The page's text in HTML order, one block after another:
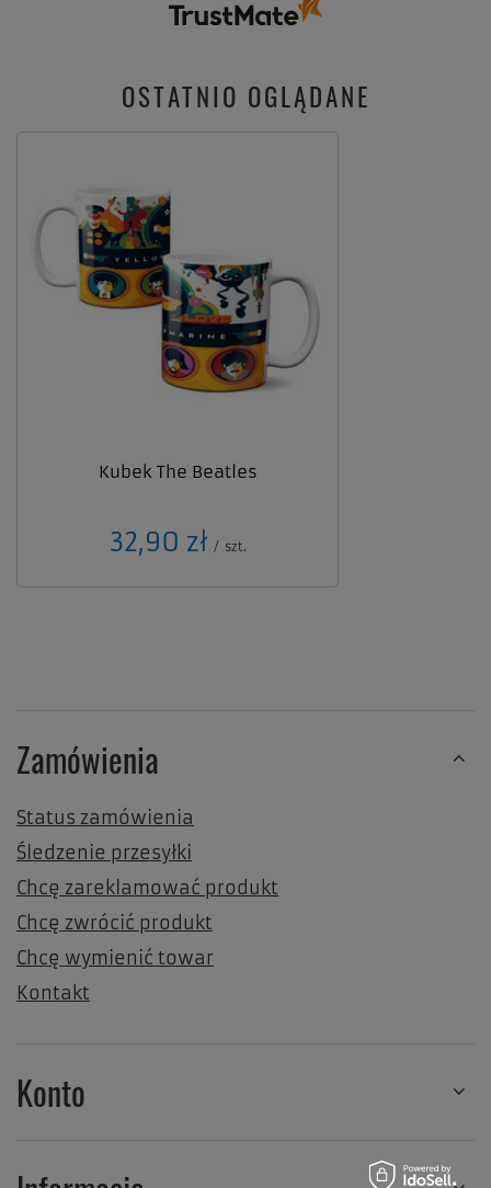
OSTATNIO OGLĄDANE
Kubek The Beatles
32,90 zł / szt.
Zamówienia
Status zamówienia
Śledzenie przesyłki
Chcę zareklamować produkt
Chcę zwrócić produkt
Chcę wymienić towar
Kontakt
Konto